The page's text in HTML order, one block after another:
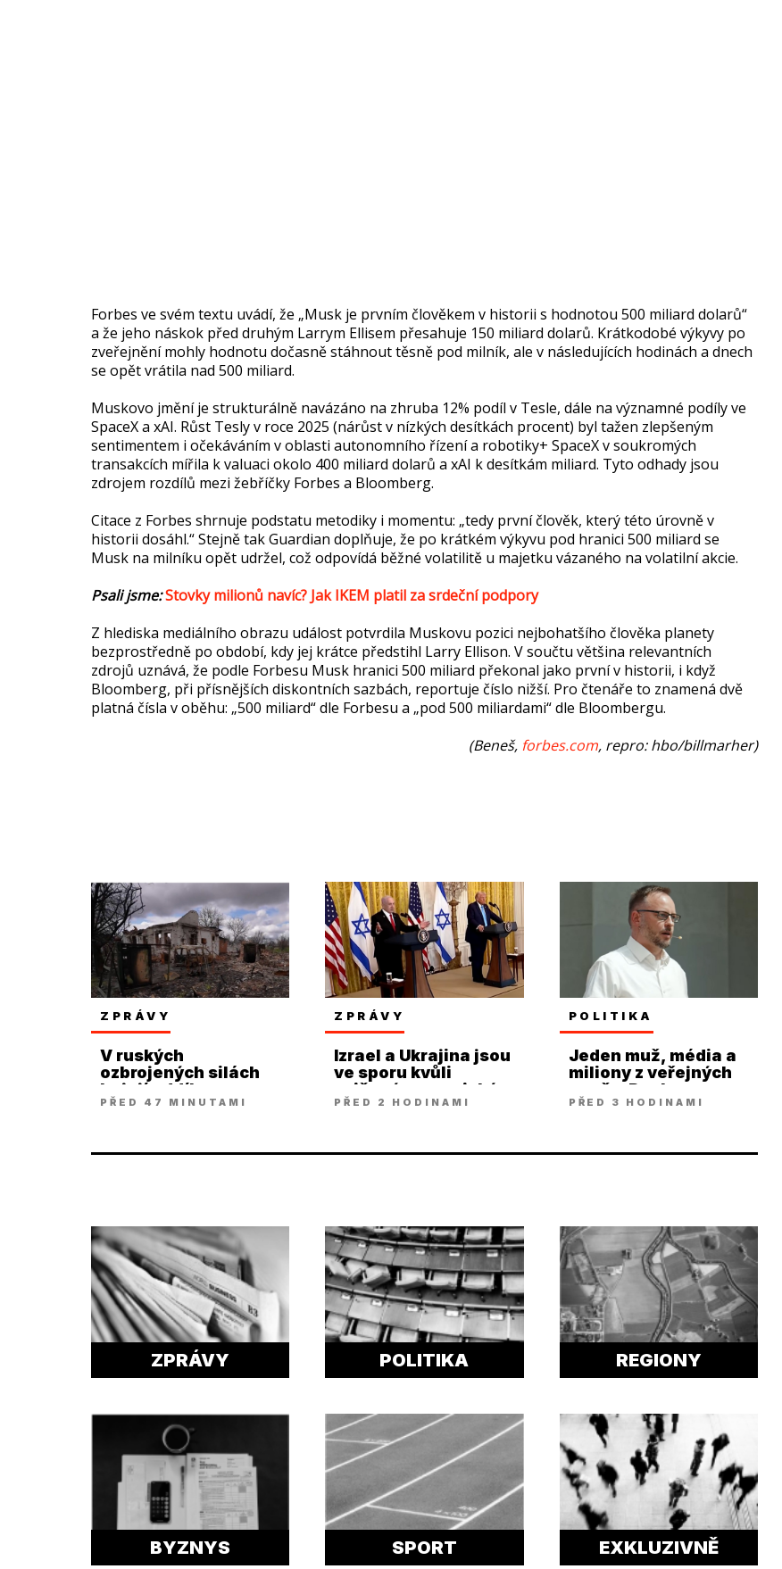
Forbes ve svém textu uvádí, že „Musk je prvním člověkem v historii s hodnotou 500 miliard dolarů“
a že jeho náskok před druhým Larrym Ellisem přesahuje 150 miliard dolarů. Krátkodobé výkyvy po
zveřejnění mohly hodnotu dočasně stáhnout těsně pod milník, ale v následujících hodinách a dnech
se opět vrátila nad 500 miliard.
Muskovo jmění je strukturálně navázáno na zhruba 12% podíl v Tesle, dále na významné podíly ve
SpaceX a xAI. Růst Tesly v roce 2025 (nárůst v nízkých desítkách procent) byl tažen zlepšeným
sentimentem i očekáváním v oblasti autonomního řízení a robotiky+ SpaceX v soukromých
transakcích mířila k valuaci okolo 400 miliard dolarů a xAI k desítkám miliard. Tyto odhady jsou
zdrojem rozdílů mezi žebříčky Forbes a Bloomberg.
Citace z Forbes shrnuje podstatu metodiky i momentu: „tedy první člověk, který této úrovně v
historii dosáhl.“ Stejně tak Guardian doplňuje, že po krátkém výkyvu pod hranici 500 miliard se
Musk na milníku opět udržel, což odpovídá běžné volatilitě u majetku vázaného na volatilní akcie.
Psali jsme:Stovky milionů navíc? Jak IKEM platil za srdeční podpory
Z hlediska mediálního obrazu událost potvrdila Muskovu pozici nejbohatšího člověka planety
bezprostředně po období, kdy jej krátce předstihl Larry Ellison. V součtu většina relevantních
zdrojů uznává, že podle Forbesu Musk hranici 500 miliard překonal jako první v historii, i když
Bloomberg, při přísnějších diskontních sazbách, reportuje číslo nižší. Pro čtenáře to znamená dvě
platná čísla v oběhu: „500 miliard“ dle Forbesu a „pod 500 miliardami“ dle Bloombergu.
(Beneš, forbes.com, repro: hbo/billmarher)
ZPRÁVY
V ruských
ozbrojených silách
bojují oddíly
Ukrajinců
PŘED 47 MINUTAMI
ZPRÁVY
Izrael a Ukrajina jsou
ve sporu kvůli
zničeným americkým
arzenálům
PŘED 2 HODINAMI
POLITIKA
Jeden muž, média a
miliony z veřejných
peněz. Paukner
rozkrývá systém
PŘED 3 HODINAMI
ZPRÁVY POLITIKA REGIONY
BYZNYS SPORT EXKLUZIVNĚ